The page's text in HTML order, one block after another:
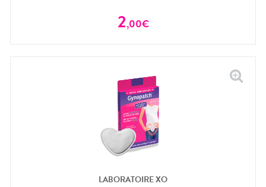
2,00€
LABORATOIRE XO